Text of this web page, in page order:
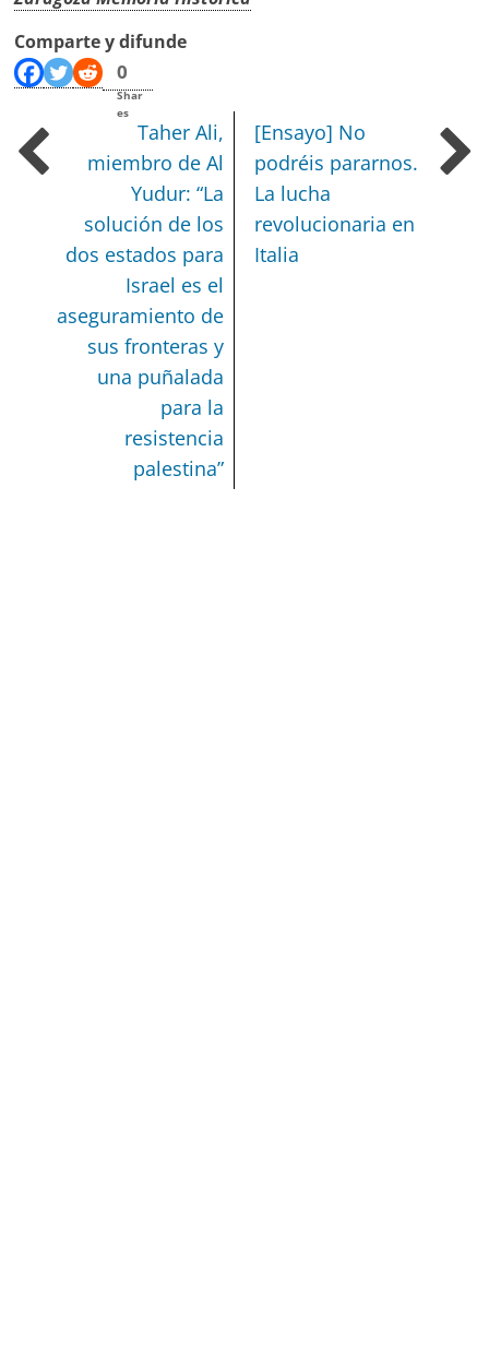
Comparte y difunde
0
Shar
es
Taher Ali,
miembro de Al
Yudur: “La
solución de los
dos estados para
Israel es el
aseguramiento de
sus fronteras y
una puñalada
para la
resistencia
palestina”
[Ensayo] No
podréis pararnos.
La lucha
revolucionaria en
Italia